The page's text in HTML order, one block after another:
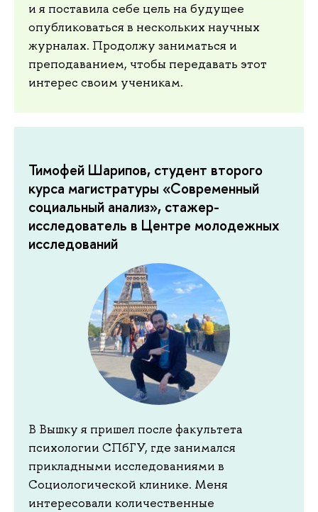
и я поставила себе цель на будущее
опубликоваться в нескольких научных
журналах. Продолжу заниматься и
преподаванием, чтобы передавать этот
интерес своим ученикам.
Тимофей Шарипов, студент второго
курса магистратуры «Современный
социальный анализ», стажер-
исследователь в Центре молодежных
исследований
В Вышку я пришел после факультета
психологии СПбГУ, где занимался
прикладными исследованиями в
Социологической клинике. Меня
интересовали количественные